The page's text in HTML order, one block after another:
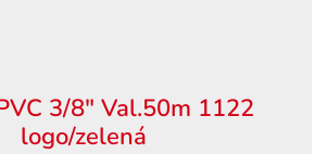
3/8" Val.50m 1122
logo/zelená